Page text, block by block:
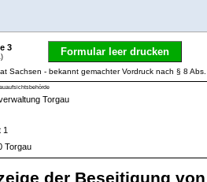
Sachsen - bekannt gemachter Vordruck nach § 8
3
der Beseitigung
Formular leer drucken